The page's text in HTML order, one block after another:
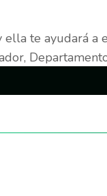
ella te ayudará a